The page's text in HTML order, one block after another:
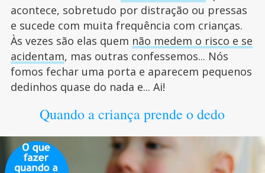
acontece, sobretudo por distração ou pressas
e sucede com muita frequência com crianças.
Às vezes são elas quem não medem o risco e se
acidentam, mas outras confessemos... Nós
fomos fechar uma porta e aparecem pequenos
dedinhos quase do nada e... Ai!
Quando a criança prende o dedo